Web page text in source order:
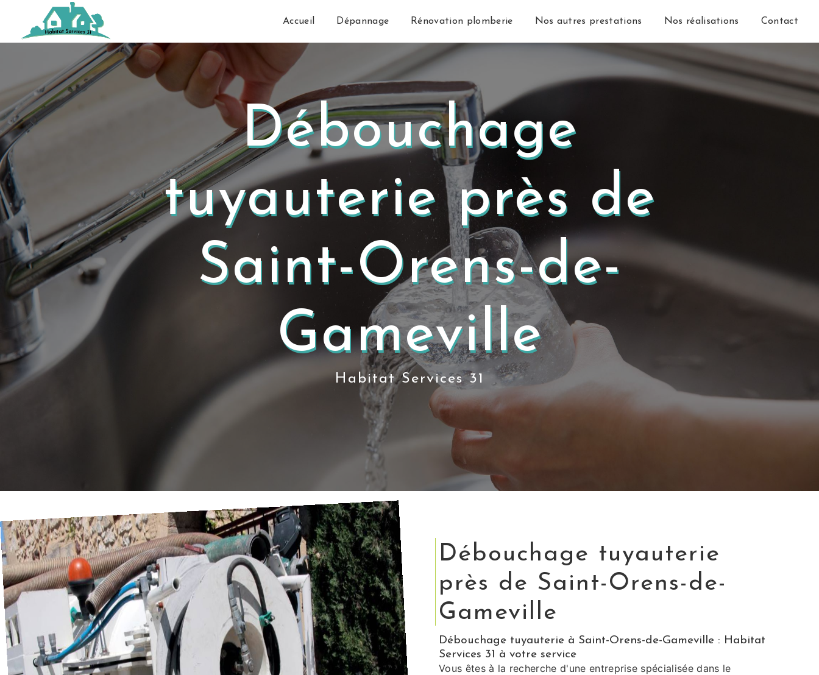
Accueil Dépannage Rénovation plomberie Nos autres prestations Nos réalisations Contact
Débouchage
tuyauterie près de
Saint-Orens-de-
Gameville
Habitat Services 31
Débouchage tuyauterie
près de Saint-Orens-de-
Gameville
Débouchage tuyauterie à Saint-Orens-de-Gameville : Habitat
Services 31 à votre service
Vous êtes à la recherche d'une entreprise spécialisée dans le
Panneau de gestion des cookies